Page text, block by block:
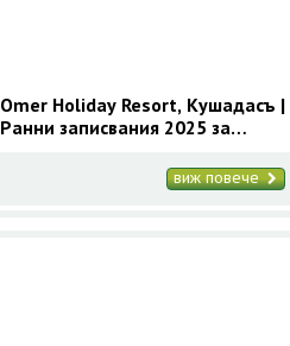
Omer Holiday Resort, Кушадасъ |
Ранни записвания 2025 за
виж повече